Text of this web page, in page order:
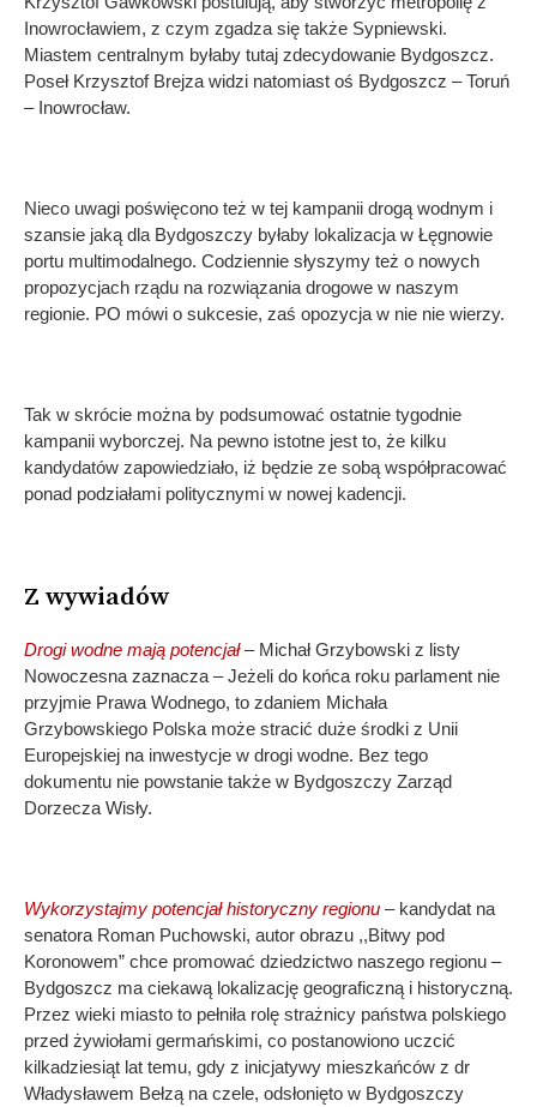
Inowrocławiem, z czym zgadza się także Sypniewski.
Miastem centralnym byłaby tutaj zdecydowanie Bydgoszcz.
Poseł Krzysztof Brejza widzi natomiast oś Bydgoszcz – Toruń
– Inowrocław.
Nieco uwagi poświęcono też w tej kampanii drogą wodnym i
szansie jaką dla Bydgoszczy byłaby lokalizacja w Łęgnowie
portu multimodalnego. Codziennie słyszymy też o nowych
propozycjach rządu na rozwiązania drogowe w naszym
regionie. PO mówi o sukcesie, zaś opozycja w nie nie wierzy.
Tak w skrócie można by podsumować ostatnie tygodnie
kampanii wyborczej. Na pewno istotne jest to, że kilku
kandydatów zapowiedziało, iż będzie ze sobą współpracować
ponad podziałami politycznymi w nowej kadencji.
Z wywiadów
Drogi wodne mają potencjał– Michał Grzybowski z listy
Nowoczesna zaznacza – Jeżeli do końca roku parlament nie
przyjmie Prawa Wodnego, to zdaniem Michała
Grzybowskiego Polska może stracić duże środki z Unii
Europejskiej na inwestycje w drogi wodne. Bez tego
dokumentu nie powstanie także w Bydgoszczy Zarząd
Dorzecza Wisły.
Wykorzystajmy potencjał historyczny regionu – kandydat na
senatora Roman Puchowski, autor obrazu ,,Bitwy pod
Koronowem” chce promować dziedzictwo naszego regionu –
Bydgoszcz ma ciekawą lokalizację geograficzną i historyczną.
Przez wieki miasto to pełniła rolę strażnicy państwa polskiego
przed żywiołami germańskimi, co postanowiono uczcić
kilkadziesiąt lat temu, gdy z inicjatywy mieszkańców z dr
Władysławem Bełzą na czele, odsłonięto w Bydgoszczy